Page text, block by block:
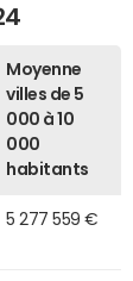
Moyenne
villes de 5
000 à 10
000
habitants
5 277 559 €